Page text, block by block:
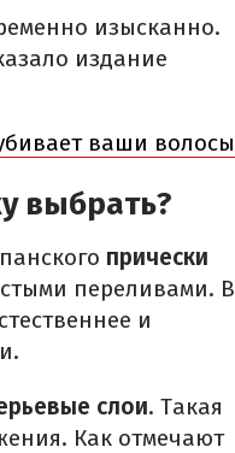
изысканно.
издание
ваши волосы
выбрать?
прически
переливами. В
и
слои. Такая
Как отмечают